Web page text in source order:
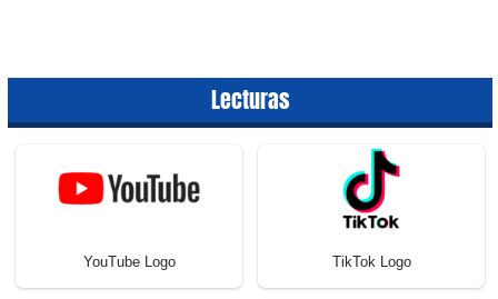
Lecturas
YouTube Logo TikTok Logo